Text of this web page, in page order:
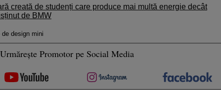
creată de studenți care produce mai multă energie decât
de BMW
design mini
Urmărește Promotor pe Social Media